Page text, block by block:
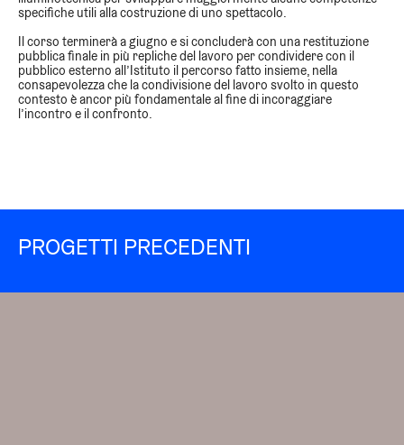
specifiche utili alla costruzione di uno spettacolo.
Il corso terminerà a giugno esi concluderà con una restituzione
pubblica finale in più repliche del lavoro per condividere con il
pubblico esterno all’Istituto il percorso fatto insieme, nella
consapevolezza che la condivisione del lavoro svolto in questo
contesto è ancor più fondamentale al fine di incoraggiare
l’incontro e il confronto.
PROGETTI PRECEDENTI